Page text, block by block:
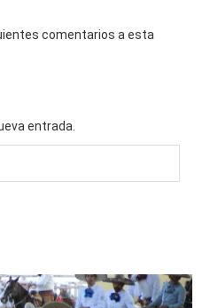
comentarios a esta
entrada.